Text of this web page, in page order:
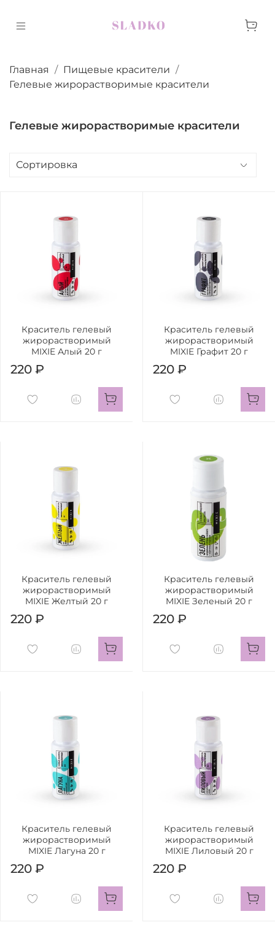
Главная
Пищевые красители
Гелевые жирорастворимые красители
Гелевые жирорастворимые красители
Краситель гелевый
жирорастворимый
MIXIE Алый 20 г
220 ₽
Краситель гелевый
жирорастворимый
MIXIE Графит 20 г
220 ₽
Краситель гелевый
жирорастворимый
MIXIE Желтый 20 г
220 ₽
Краситель гелевый
жирорастворимый
MIXIE Зеленый 20 г
220 ₽
Краситель гелевый
жирорастворимый
MIXIE Лагуна 20 г
220 ₽
Краситель гелевый
жирорастворимый
MIXIE Лиловый 20 г
220 ₽